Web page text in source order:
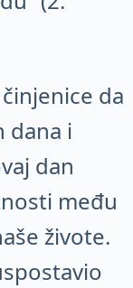
da
dana i
dan
među
živote.